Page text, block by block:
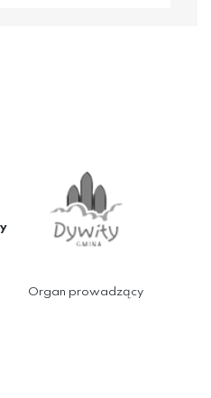
Organ prowadzący